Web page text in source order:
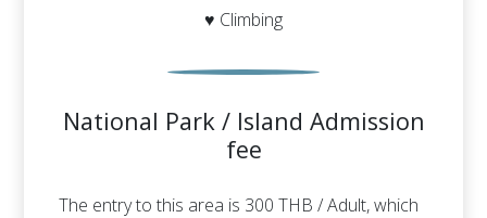
♥ Climbing
National Park / Island Admission
fee
The entry to this area is 300 THB / Adult, which